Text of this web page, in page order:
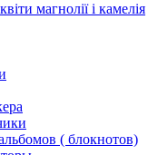
магнолії і камелія
( блокнотов)